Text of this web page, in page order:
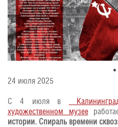
24 июля 2025
С 4 июля в
художественном музее
истории. Спираль времени